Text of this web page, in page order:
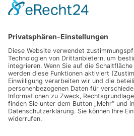
Sa.
09.00 - 14.00 Uhr
Öffnungszeiten Service
Mo. - Fr. 08.00- 12.00 Uhr
13.00- 18.00 Uhr
Sa.
09.00- 14.00 Uhr